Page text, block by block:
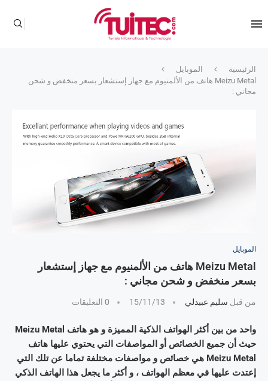
الرئيسية
الموبايل
Meizu Metal هاتف من الألمنيوم مع جهاز إستشعار بسعر منخفض و شحن
مجاني :
الموبايل
Meizu Metal هاتف من الألمنيوم مع جهاز إستشعار
بسعر منخفض و شحن مجاني :
من قبل سليم عبيدلي 15/11/13 0 التعليقات
واحد من بين أكثر الهواتف الذكية المميزة و هو هاتف Meizu Metal
حيث أن جميع الخصائص أو المواصفات التي يحتوي عليها هاتف
Meizu Metal هي خصائص و مواصفات مختلفة تماما عن تلك التي
إعتدت عليها في معظم الهواتف ، و أكثر ما يجعل هذا الهاتف الذكي